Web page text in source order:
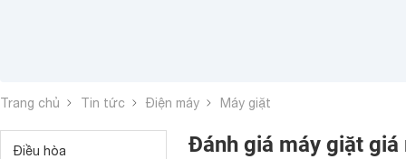
Trang chủ Tin tức Điện máy Máy giặt
Điều hòa Đánh giá máy giặt giá